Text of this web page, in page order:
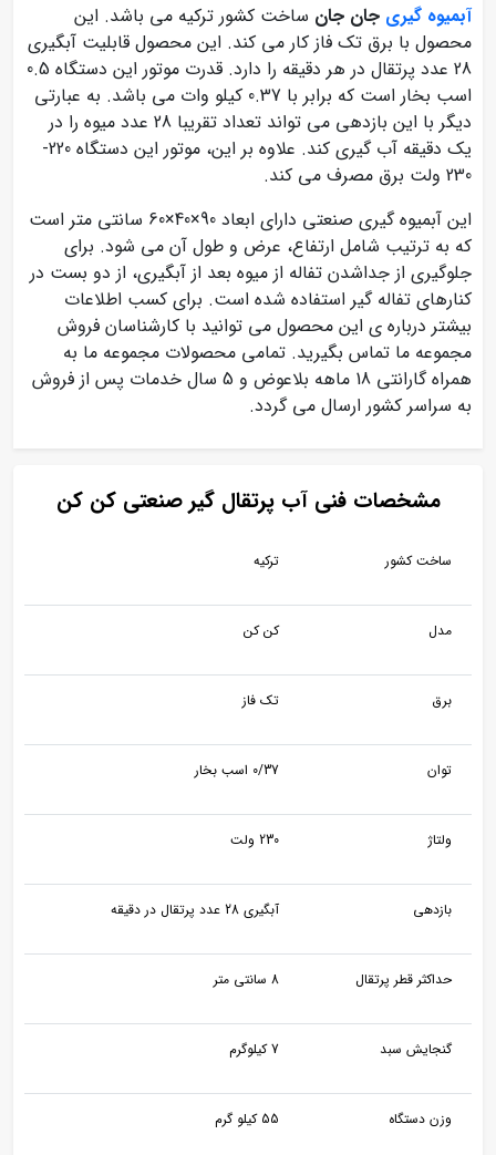
آبمیوه گیری جان جان ساخت کشور ترکیه می باشد. این
محصول با برق تک فاز کار می کند. این محصول قابلیت آبگیری
28 عدد پرتقال در هر دقیقه را دارد. قدرت موتور این دستگاه 0.5
اسب بخار است که برابر با 0.37 کیلو وات می باشد. به عبارتی
دیگر با این بازدهی می تواند تعداد تقریبا 28 عدد میوه را در
یک دقیقه آب گیری کند. علاوه بر این، موتور این دستگاه 220-
230 ولت برق مصرف می کند.
این آبمیوه گیری صنعتی دارای ابعاد 90×40×60 سانتی‌ متر است
که به ترتیب شامل ارتفاع، عرض و طول آن می شود. برای
جلوگیری از جداشدن تفاله از میوه بعد از آبگیری، از دو بست در
کنارهای تفاله گیر استفاده شده است. برای کسب اطلاعات
بیشتر درباره ی این محصول می توانید با کارشناسان فروش
مجموعه ما تماس بگیرید. تمامی محصولات مجموعه ما به
همراه گارانتی 18 ماهه بلاعوض و 5 سال خدمات پس از فروش
به سراسر کشور ارسال می گردد.
مشخصات فنی آب پرتقال گیر صنعتی کن کن
ساخت کشور ترکیه
مدل کن کن
برق تک فاز
توان 0/37 اسب بخار
ولتاژ 230 ولت
بازدهی آبگیری 28 عدد پرتقال در دقیقه
حداکثر قطر پرتقال 8 سانتی متر
گنجایش سبد 7 کیلوگرم
وزن دستگاه 55 کیلو گرم